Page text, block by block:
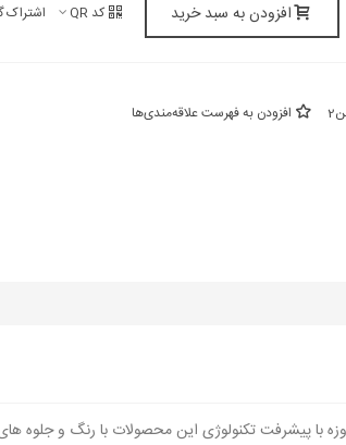
افزودن به سبد خرید کد QR اشتراک
2 افزودن به فهرست علاقه‌مندی‌ها
با پیشرفت تکنولوژی این محصولات با رنگ و جلوه